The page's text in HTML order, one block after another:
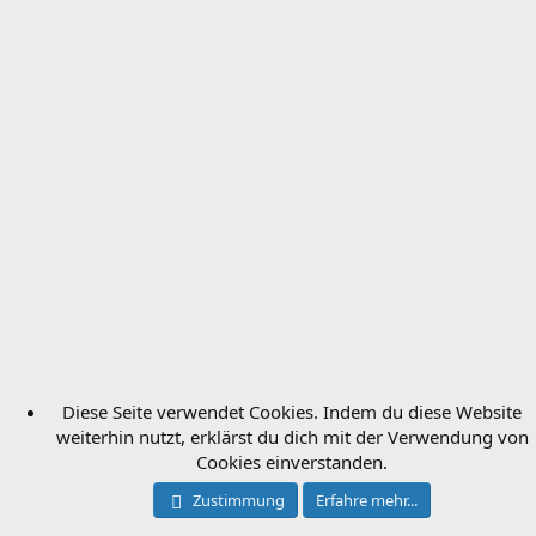
Diese Seite verwendet Cookies. Indem du diese Website
weiterhin nutzt, erklärst du dich mit der Verwendung von
Cookies einverstanden.
Zustimmung Erfahre mehr...